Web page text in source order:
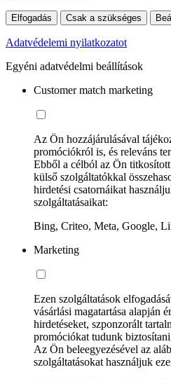
Elfogadás Csak a szükséges
Adatvédelemi nyilatkozatot
Egyéni adatvédelmi beállítások
Customer match marketing
Az Ön hozzájárulásával
promóciókról is, és releváns
Ebből a célból az Ön
külső szolgáltatókkal
hirdetési csatornáikat
szolgáltatásaikat:
Bing, Criteo, Meta, Google,
Marketing
Ezen szolgáltatások
vásárlási magatartása alapján
hirdetéseket, szponzorált
promóciókat tudunk
Az Ön beleegyezésével az
szolgáltatásokat használjuk